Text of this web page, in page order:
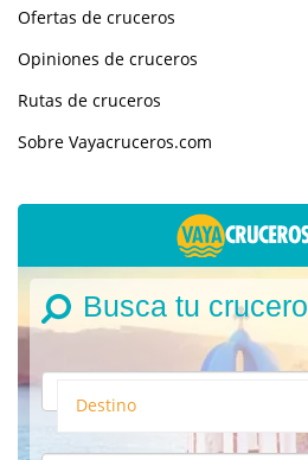
Ofertas de cruceros
Opiniones de cruceros
Rutas de cruceros
Sobre Vayacruceros.com
Busca tu crucero
Destino